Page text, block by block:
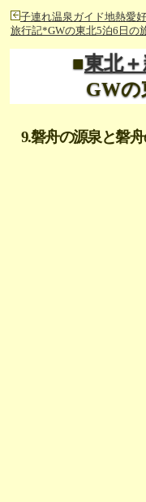
子連れ温泉ガイド地熱愛
旅行記*GWの東北5泊6日の
■東北
GWの
9.磐舟の源泉と磐